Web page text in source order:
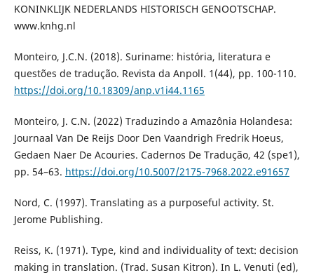
KONINKLIJK NEDERLANDS HISTORISCH GENOOTSCHAP.
www.knhg.nl
Monteiro, J.C.N. (2018). Suriname: história, literatura e
questões de tradução. Revista da Anpoll. 1(44), pp. 100-110.
https://doi.org/10.18309/anp.v1i44.1165
Monteiro, J. C.N. (2022) Traduzindo a Amazônia Holandesa:
Journaal Van De Reijs Door Den Vaandrigh Fredrik Hoeus,
Gedaen Naer De Acouries. Cadernos De Tradução, 42 (spe1),
pp. 54–63. https://doi.org/10.5007/2175-7968.2022.e91657
Nord, C. (1997). Translating as a purposeful activity. St.
Jerome Publishing.
Reiss, K. (1971). Type, kind and individuality of text: decision
making in translation. (Trad. Susan Kitron). In L. Venuti (ed),